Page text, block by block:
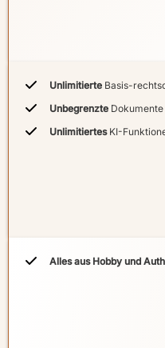
Unlimitierte Basis-
Unbegrenzte Dokumente
UnlimitiertesKI-
Alles aus Hobby und